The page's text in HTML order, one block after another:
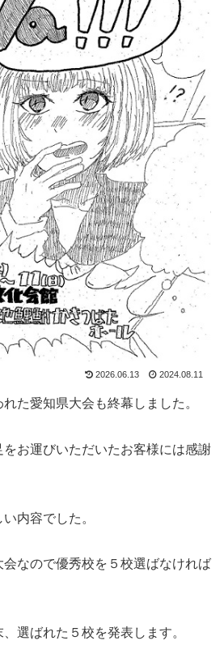
2026.06.13 2024.08.11
た愛知県大会も終幕しました。
お運びいただいたお客様には感謝
内容でした。
なので優秀校を５校選ばなければ
選ばれた５校を発表します。